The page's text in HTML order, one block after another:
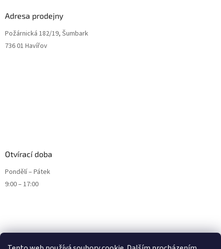
Adresa prodejny
Požárnická 182/19, Šumbark
736 01 Havířov
Otvírací doba
Pondělí – Pátek
9:00 – 17:00